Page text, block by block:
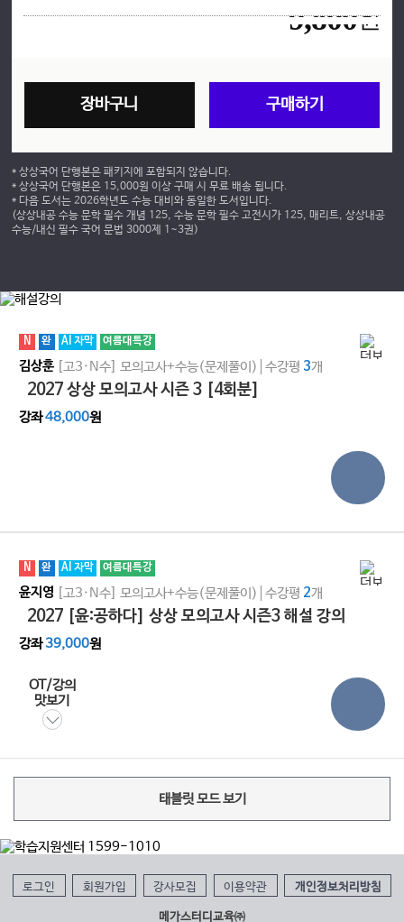
9,800원
장바구니 구매하기
* 상상국어 단행본은 패키지에 포함되지 않습니다.
* 상상국어 단행본은 15,000원 이상 구매 시 무료 배송 됩니다.
* 다음 도서는 2026학년도 수능 대비와 동일한 도서입니다.
(상상내공 수능 문학 필수 개념 125, 수능 문학 필수 고전시가 125, 매리트, 상상내공
수능/내신 필수 국어 문법 3000제 1~3권)
N 완 AI 자막 여름대특강
김상훈 [고3·N수] 모의고사+수능(문제풀이) 수강평 3개
2027 상상 모의고사 시즌 3 [4회분]
강좌48,000원
N 완 AI 자막 여름대특강
윤지영 [고3·N수] 모의고사+수능(문제풀이) 수강평 2개
2027 [윤:공하다] 상상 모의고사 시즌3 해설 강의
강좌39,000원
OT/강의
맛보기
태블릿 모드 보기
로그인 회원가입 강사모집 이용약관 개인정보처리방침
메가스터디교육㈜